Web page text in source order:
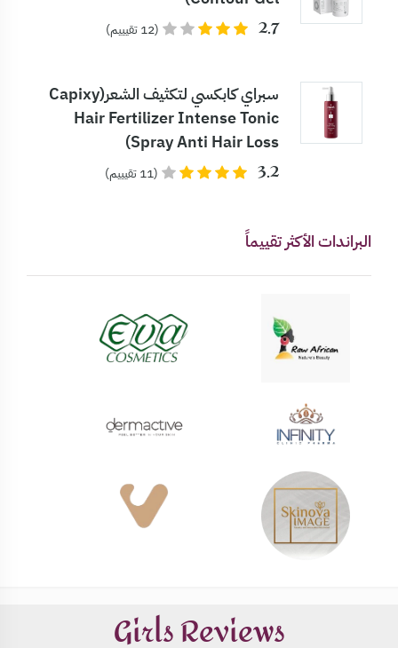
2.7 (12 تقيييم)
سبراي كابكسي لتكثيف الشعر(Capixy
Hair Fertilizer Intense Tonic
Spray Anti Hair Loss)
3.2 (11 تقيييم)
البراندات الأكثر تقييماً
Girls Reviews